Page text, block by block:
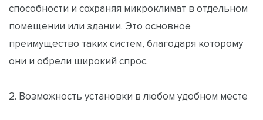
способности и сохраняя микроклимат в отдельном
помещении или здании. Это основное
преимущество таких систем, благодаря которому
они и обрели широкий спрос.
2. Возможность установки в любом удобном месте